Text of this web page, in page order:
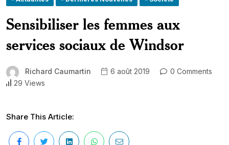
Sensibiliser les femmes aux
services sociaux de Windsor
Richard Caumartin 6 août 2019
0 Comments
29 Views
Share This Article: